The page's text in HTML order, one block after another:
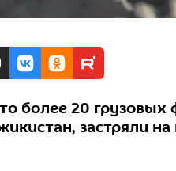
более 20 грузовых
застряли на